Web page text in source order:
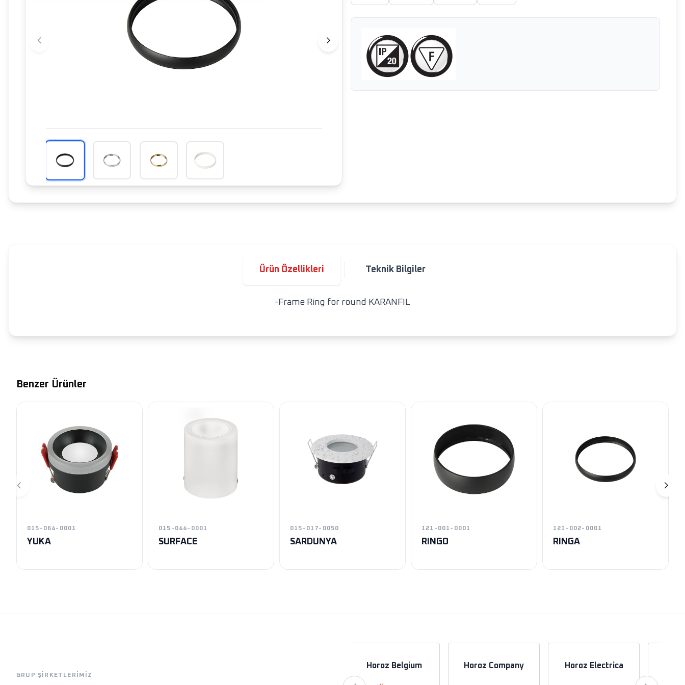
Ürün Özellikleri Teknik Bilgiler
-Frame Ring for round KARANFIL
Benzer Ürünler
015-064-0001
YUKA
015-044-0001
SURFACE
015-017-0050
SARDUNYA
121-001-0001
RINGO
121-002-0001
RINGA
GRUP ŞIRKETLERIMIZ
Horoz Belgium Horoz Company Horoz Electrica